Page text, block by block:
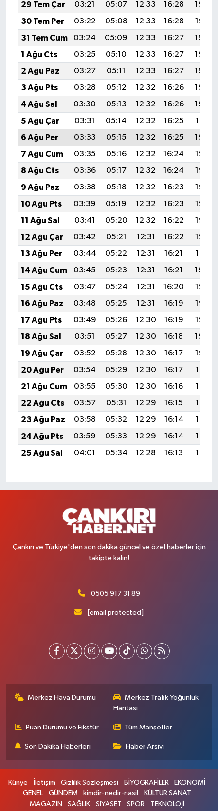
29 Tem Çar
03:21 05:07 12:33 16:28
19:48
30 Tem Per
03:22 05:08 12:33 16:28
19:47
31 Tem Cum
03:24 05:09 12:33 16:27
19:46
1 Ağu Cts
03:25 05:10 12:33 16:27
19:45
2 Ağu Paz
03:27 05:11 12:33 16:27
19:44
3 Ağu Pts
03:28 05:12 12:32 16:26
19:43
4 Ağu Sal
03:30 05:13 12:32 16:26
19:42
5 Ağu Çar
03:31 05:14 12:32 16:25
19:41
6 Ağu Per
03:33 05:15 12:32 16:25
19:40
7 Ağu Cum
03:35 05:16 12:32 16:24
19:38
8 Ağu Cts
03:36 05:17 12:32 16:24
19:37
9 Ağu Paz
03:38 05:18 12:32 16:23
19:36
10 Ağu Pts
03:39 05:19 12:32 16:23
19:35
11 Ağu Sal
03:41 05:20 12:32 16:22
19:33
12 Ağu Çar
03:42 05:21 12:31 16:22
19:32
13 Ağu Per
03:44 05:22 12:31 16:21
19:31
14 Ağu Cum
03:45 05:23 12:31 16:21
19:29
15 Ağu Cts
03:47 05:24 12:31 16:20
19:28
16 Ağu Paz
03:48 05:25 12:31 16:19
19:27
17 Ağu Pts
03:49 05:26 12:30 16:19
19:25
18 Ağu Sal
03:51 05:27 12:30 16:18
19:24
19 Ağu Çar
03:52 05:28 12:30 16:17
19:22
20 Ağu Per
03:54 05:29 12:30 16:17
19:21
21 Ağu Cum
03:55 05:30 12:30 16:16
19:19
22 Ağu Cts
03:57 05:31 12:29 16:15
19:18
23 Ağu Paz
03:58 05:32 12:29 16:14
19:16
24 Ağu Pts
03:59 05:33 12:29 16:14
19:15
25 Ağu Sal
04:01 05:34 12:28 16:13 19:13
Çankırı ve Türkiye'den son dakika güncel ve özel haberler için
takipte kalın!
0505 917 31 89
[email protected]
Merkez Hava Durumu
Merkez Trafik Yoğunluk
Haritası
Puan Durumu ve Fikstür Tüm Manşetler
Son Dakika Haberleri Haber Arşivi
Künye İletişim Gizlilik Sözleşmesi BİYOGRAFİLER
EKONOMİ
GENEL
GÜNDEM kimdir-nedir-nasil
KÜLTÜR SANAT
MAGAZİN
SAĞLIK SİYASET SPOR TEKNOLOJİ